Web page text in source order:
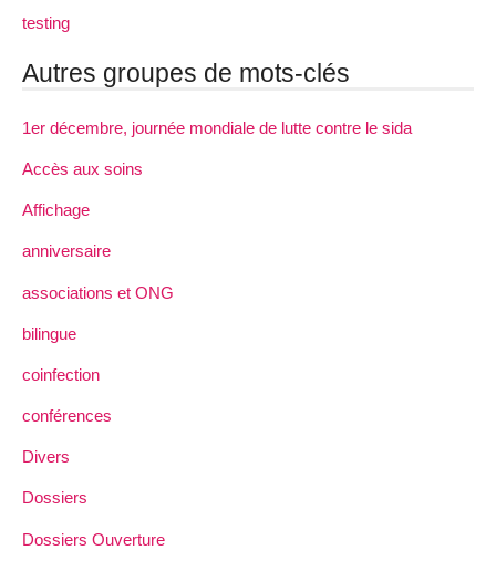
testing
Autres groupes de mots-clés
1er décembre, journée mondiale de lutte contre le sida
Accès aux soins
Affichage
anniversaire
associations et ONG
bilingue
coinfection
conférences
Divers
Dossiers
Dossiers Ouverture